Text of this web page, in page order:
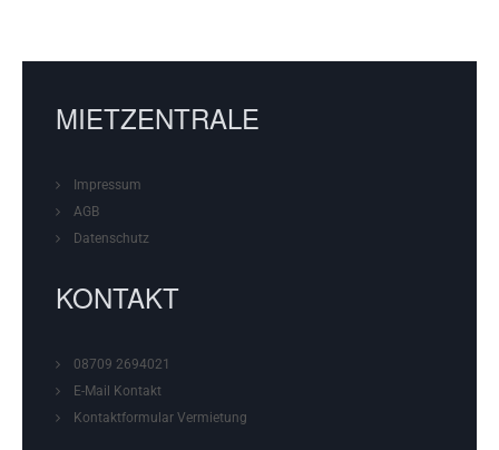
MIETZENTRALE
Impressum
AGB
Datenschutz
KONTAKT
08709 2694021
E-Mail Kontakt
Kontaktformular Vermietung